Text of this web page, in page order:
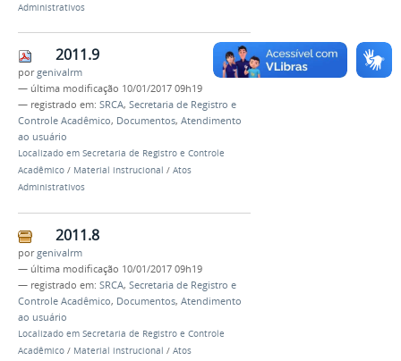
Administrativos
2011.9
porgenivalrm
— última modificação 10/01/2017 09h19
— registrado em: SRCA, Secretaria de Registro e
Controle Acadêmico, Documentos, Atendimento
ao usuário
Localizado em Secretaria de Registro e Controle
Acadêmico / Material instrucional / Atos
Administrativos
2011.8
porgenivalrm
— última modificação 10/01/2017 09h19
— registrado em: SRCA, Secretaria de Registro e
Controle Acadêmico, Documentos, Atendimento
ao usuário
Localizado em Secretaria de Registro e Controle
Acadêmico / Material instrucional / Atos